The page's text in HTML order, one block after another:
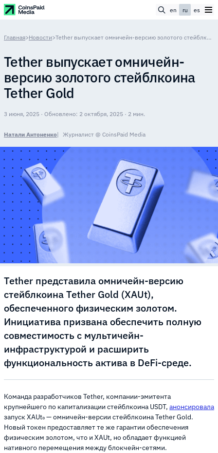
en ru es
Главная>Новости> Tether выпускает омничейн-версию золотого стейблкоина Tether Gold
Tether выпускает омничейн-
версию золотого стейблкоина
Tether Gold
3 июня, 2025 · Обновлено: 2 октября, 2025 · 2 мин.
Натали Антоненко Журналист @ CoinsPaid Media
Tether представила омничейн-версию
стейблкоина Tether Gold (XAUt),
обеспеченного физическим золотом.
Инициатива призвана обеспечить полную
совместимость с мультичейн-
инфраструктурой и расширить
функциональность актива в DeFi-среде.
Команда разработчиков Tether, компании-эмитента
крупнейшего по капитализации стейблкоина USDT, анонсировала
запуск XAUt₀ — омничейн-версии стейблкоина Tether Gold.
Новый токен предоставляет те же гарантии обеспечения
физическим золотом, что и XAUt, но обладает функцией
нативного перемещения между блокчейн-сетями.